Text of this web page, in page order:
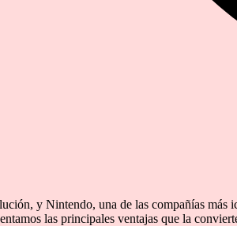
y Nintendo, una de las compañías
las principales ventajas que la